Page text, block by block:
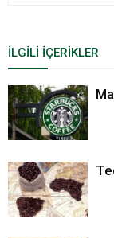
İLGILI İÇERIKLER